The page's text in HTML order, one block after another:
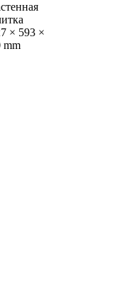
× 593 ×
mm